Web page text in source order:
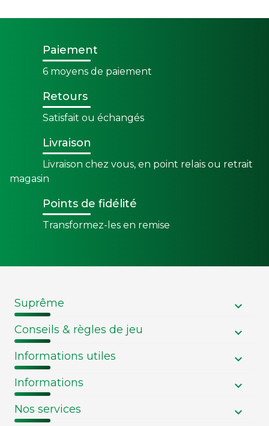
Paiement
6 moyens de paiement
Retours
Satisfait ou échangés
Livraison
Livraison chez vous, en point relais ou retrait
magasin
Points de fidélité
Transformez-les en remise
Suprême
Conseils & règles de jeu
Informations utiles
Informations
Nos services